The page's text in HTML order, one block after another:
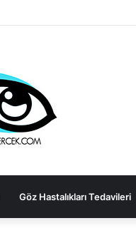
Göz Hastalıkları Tedavileri